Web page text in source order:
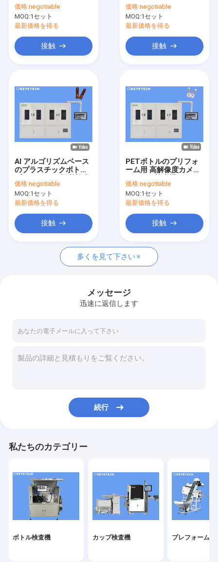
プロダクト
私達について
工場旅行
私達に連絡しなさい
ニュース
引用を要求しなさい
ボトル検査機
プレフォーム検査機
IML検査機
検査システム
価格:negotiable
MOQ:1セット
最新価格を得る
接触
テム
価格:negotiable
MOQ:1セット
最新価格を得る
接触
AI アルゴリズムベース
のプラスチックボトル
機械
価格:negotiable
MOQ:1セット
最新価格を得る
接触
PETボトルのプリフォ
ーム用 高解像度カメラ
価格:negotiable
MOQ:1セット
最新価格を得る
接触
多くを見て下さい
メッセージ
迅速に返信します
続行
私たちのカテゴリー
ボトル検査機 カップ検査機 プレフォーム検